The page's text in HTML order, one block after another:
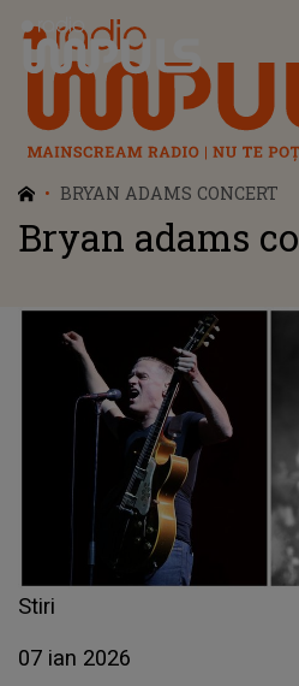
Radio Impuls
BRYAN ADAMS CONCERT
Bryan adams
Stiri
07 ian 2026